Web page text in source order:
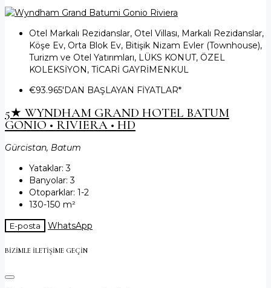
Otel Markalı Rezidanslar, Otel Villası, Markalı Rezidanslar,
Köşe Ev, Orta Blok Ev, Bitişik Nizam Evler (Townhouse),
Turizm ve Otel Yatırımları, LÜKS KONUT, ÖZEL
KOLEKSİYON, TİCARİ GAYRİMENKUL
€93.965'DAN BAŞLAYAN FİYATLAR*
5★ WYNDHAM GRAND HOTEL BATUM
GONIO • RIVIERA • HD
Gürcistan, Batum
Yataklar: 3
Banyolar: 3
Otoparklar: 1-2
130-150 m²
E-posta WhatsApp
BIZIMLE ILETIŞIME GEÇIN